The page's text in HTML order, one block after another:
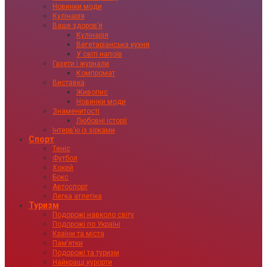
Новинки моди
Кулінарія
Ваше здоровʼя
Кулінарія
Вегетаріанська кухня
У світі напоїв
Газети і журнали
Компромат
Виставка
Живопис
Новинки моди
Знаменитості
Любовні історії
Інтервʼю із зірками
Спорт
Теніс
Футбол
Хокей
Бокс
Автоспорт
Легка атлетіка
Туризм
Подорожі навколо світу
Подорожі по Україні
Країни та міста
Пам’ятки
Подорожі та туризм
Найкращі курорти